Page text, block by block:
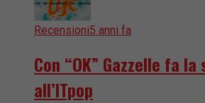
Recensioni5 anni fa
Con “OK” Gazzelle fa
all’ITpop